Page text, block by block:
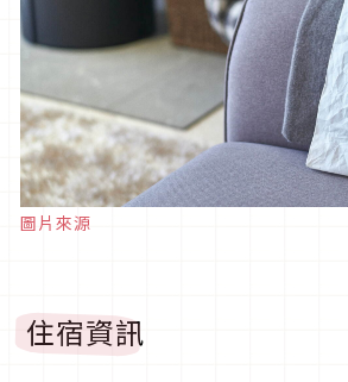
圖片來源
住宿資訊